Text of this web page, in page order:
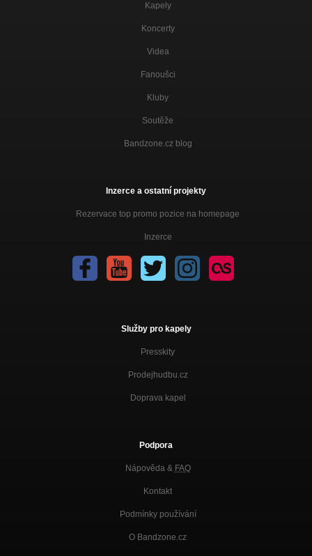
Kapely
Koncerty
Videa
Fanoušci
Kluby
Soutěže
Bandzone.cz blog
Inzerce a ostatní projekty
Rezervace top promo pozice na homepage
Inzerce
Služby pro kapely
Presskity
Prodejhudbu.cz
Doprava kapel
Podpora
Nápověda & FAQ
Kontakt
Podmínky používání
O Bandzone.cz